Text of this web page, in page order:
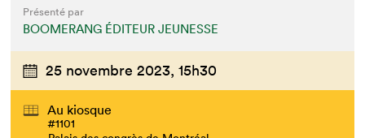
Présenté par
BOOMERANG ÉDITEUR JEUNESSE
25 novembre 2023, 15h30
Au kiosque
#1101